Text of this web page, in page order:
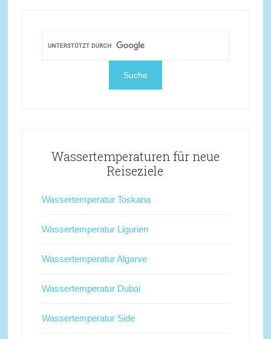
Wassertemperaturen für neue
Reiseziele
Wassertemperatur Toskana
Wassertemperatur Ligurien
Wassertemperatur Algarve
Wassertemperatur Dubai
Wassertemperatur Side